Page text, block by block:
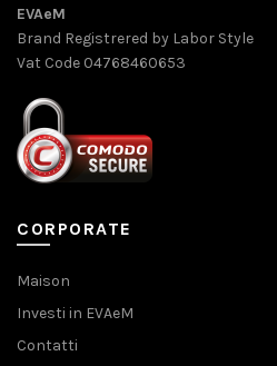
EVAeM
Brand Registrered by Labor Style
Vat Code 04768460653
CORPORATE
Maison
Investi in EVAeM
Contatti